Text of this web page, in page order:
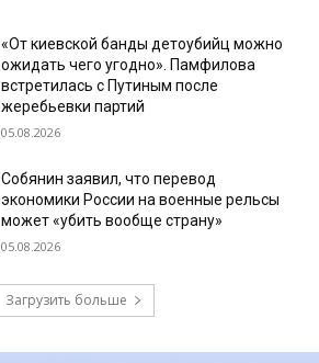
«От киевской банды детоубийц можно
ожидать чего угодно». Памфилова
встретилась с Путиным после
жеребьевки партий
05.08.2026
Собянин заявил, что перевод
экономики России на военные рельсы
может «убить вообще страну»
05.08.2026
Загрузить больше